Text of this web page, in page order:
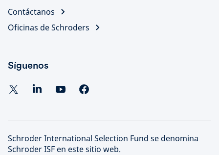
Contáctanos
Oficinas de Schroders
Síguenos
Schroder International Selection Fund se denomina
Schroder ISF en este sitio web.